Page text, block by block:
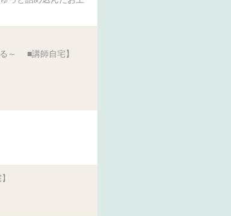
る～ ■講師自宅】